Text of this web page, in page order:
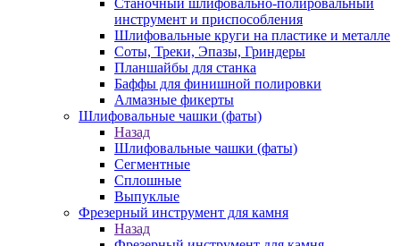
Станочный шлифовально-полировальный
инструмент и приспособления
Шлифовальные круги на пластике и металле
Соты, Треки, Эпазы, Гриндеры
Планшайбы для станка
Баффы для финишной полировки
Алмазные фикерты
Шлифовальные чашки (фаты)
Назад
Шлифовальные чашки (фаты)
Сегментные
Сплошные
Выпуклые
Фрезерный инструмент для камня
Назад